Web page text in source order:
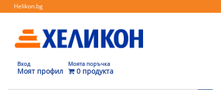
Helikon.bg
Вход
Моят профил
Моята поръчка
0 продукта